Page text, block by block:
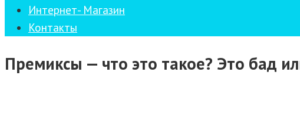
Интернет- Магазин
Контакты
Премиксы — что это такое? Это бад